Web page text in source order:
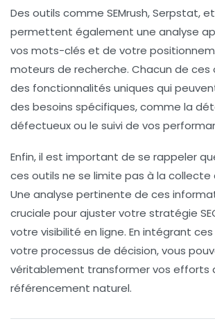
Des outils comme SEMrush,Serpstat, et
permettent également une analyse
vos mots-clés et de votre
moteurs de recherche. Chacun de ces
des fonctionnalités uniques qui
des besoins spécifiques, comme la
défectueux ou le suivi de vos
Enfin, il est important de se rappeler
ces outils ne se limite pas à la collecte
Une analyse pertinente de ces
cruciale pour ajuster votre stratégie
votre visibilité en ligne. En intégrant
votre processus de décision, vous
véritablement transformer vos efforts
référencement naturel.